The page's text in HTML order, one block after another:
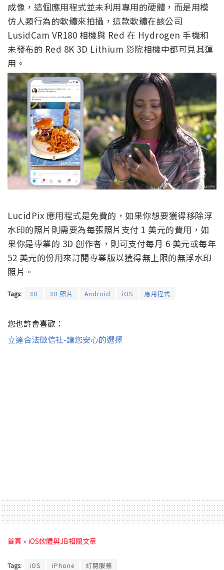
成像，這個應用程式並未利用專用的硬體，而是用模
仿人類行為的軟體來拍攝，這款軟體在該公司
LusidCam VR180 相機與 Red 在 Hydrogen 手機和
未發布的 Red 8K 3D Lithium 影院相機中都可見其運
用。
LucidPix 應用程式是免費的，如果你想要獲得移除浮
水印的照片則需要為每張照片支付 1 美元的費用，如
果你是專業的 3D 創作者，則可支付每月 6 美元或每年
52 美元的份用來訂閱專業版以獲得無上限的無浮水印
照片。
Tags: 3D 3D 照片 Android iOS 應用程式
您也許會喜歡：
立達合法徵信社-讓您安心的選擇
首頁 » iOS軟體與JB相關文章
Tags: iOS iPhone 訂閱服務